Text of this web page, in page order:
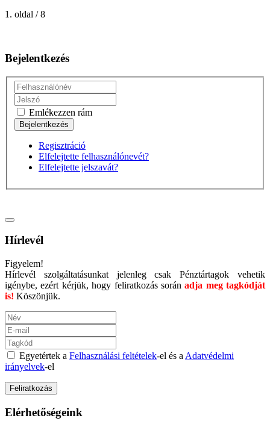
1. oldal / 8
Bejelentkezés
Emlékezzen rám
Regisztráció
Elfelejtette felhasználónevét?
Elfelejtette jelszavát?
Hírlevél
Figyelem!
Hírlevél szolgáltatásunkat jelenleg csak Pénztártagok vehetik
igénybe, ezért kérjük, hogy feliratkozás során adja meg tagkódját
is! Köszönjük.
Egyetértek a Felhasználási feltételek-el és a Adatvédelmi
irányelvek-el
Elérhetőségeink